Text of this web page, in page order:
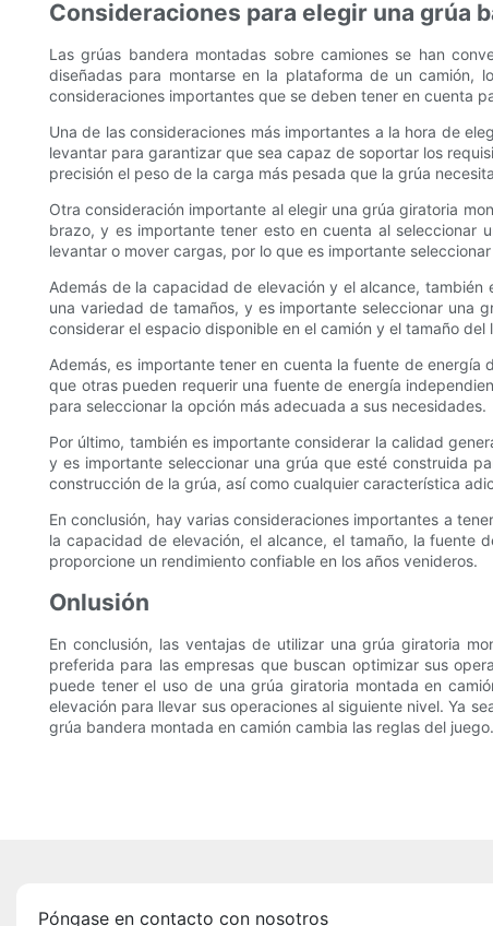
Consideraciones para elegir una grúa
Las grúas bandera montadas sobre camiones se han
diseñadas para montarse en la plataforma de un camión,
consideraciones importantes que se deben tener en cuenta
Una de las consideraciones más importantes a la hora de
levantar para garantizar que sea capaz de soportar los
precisión el peso de la carga más pesada que la grúa
Otra consideración importante al elegir una grúa giratoria
brazo, y es importante tener esto en cuenta al seleccionar
levantar o mover cargas, por lo que es importante
Además de la capacidad de elevación y el alcance,
una variedad de tamaños, y es importante seleccionar una
considerar el espacio disponible en el camión y el tamaño
Además, es importante tener en cuenta la fuente de
que otras pueden requerir una fuente de energía
para seleccionar la opción más adecuada a sus necesidades.
Por último, también es importante considerar la calidad
y es importante seleccionar una grúa que esté construida
construcción de la grúa, así como cualquier característica
En conclusión, hay varias consideraciones importantes a
la capacidad de elevación, el alcance, el tamaño, la fuente
proporcione un rendimiento confiable en los años venideros.
Onlusión
En conclusión, las ventajas de utilizar una grúa giratoria
preferida para las empresas que buscan optimizar sus
puede tener el uso de una grúa giratoria montada en
elevación para llevar sus operaciones al siguiente nivel. Ya
grúa bandera montada en camión cambia las reglas del juego.
Póngase en contacto con nosotros